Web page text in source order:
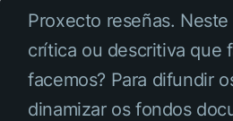
Proxecto reseñas.
crítica ou descritiva que
facemos? Para difundir
dinamizar os fondos